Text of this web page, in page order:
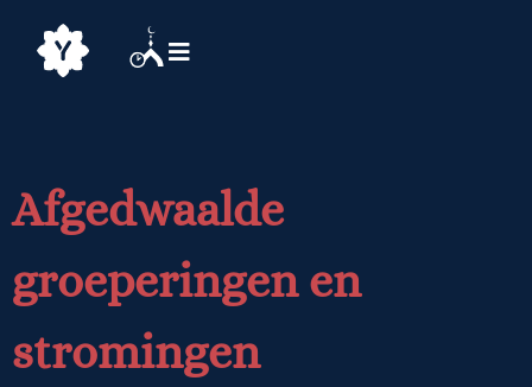
Afgedwaalde
groeperingen en
stromingen